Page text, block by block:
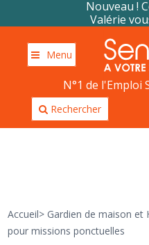
Nouveau !
Valérie
Menu
N°1 de l'Emploi
Rechercher
Accueil> Gardien de maison et
pour missions ponctuelles